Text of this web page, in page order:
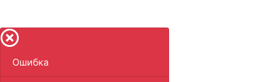
Ошибка